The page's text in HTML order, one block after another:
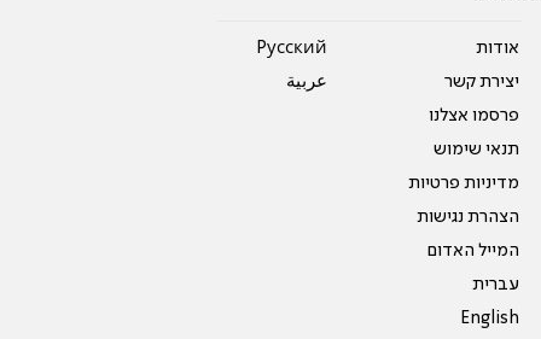
אודות
יצירת קשר
פרסמו אצלנו
תנאי שימוש
מדיניות פרטיות
הצהרת נגישות
המייל האדום
עברית
English
Pусский
عربية